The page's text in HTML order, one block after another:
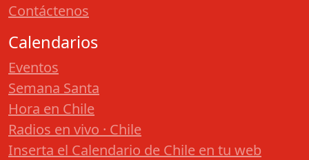
Contáctenos
Calendarios
Eventos
Semana Santa
Hora en Chile
Radios en vivo · Chile
Inserta el Calendario de Chile en tu web